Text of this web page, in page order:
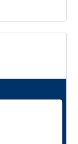
ームズ・オ
AMU[HD]】